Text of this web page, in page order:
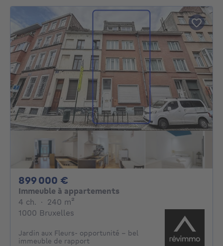
899 000 €
Immeuble à appartements
4 ch. 4 chambres
· 240 m²
1000 Bruxelles
Jardin aux Fleurs- opportunité - bel
immeuble de rapport